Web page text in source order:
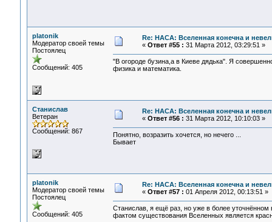
platonik
Модератор своей темы
Постоялец
Сообщений: 405
Re: НАСА: Вселенная конечна и
« Ответ #55 : 31 Марта 2012, 03:29:51 »
"В огороде бузина,а в Киеве дядька". Я
физика и математика.
Станислав
Ветеран
Сообщений: 867
Re: НАСА: Вселенная конечна и
« Ответ #56 : 31 Марта 2012, 10:10:03 »
Понятно, возразить хочется, но нечего ...
Бывает
platonik
Модератор своей темы
Постоялец
Сообщений: 405
Re: НАСА: Вселенная конечна и
« Ответ #57 : 01 Апреля 2012, 00:13:51 »
Станислав, я ещё раз, но уже в более
фактом существования Вселенных является